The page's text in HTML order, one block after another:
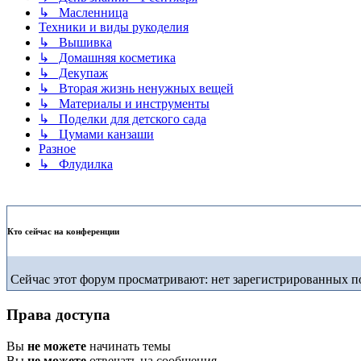
↳ Масленница
Техники и виды рукоделия
↳ Вышивка
↳ Домашняя косметика
↳ Декупаж
↳ Вторая жизнь ненужных вещей
↳ Материалы и инструменты
↳ Поделки для детского сада
↳ Цумами канзаши
Разное
↳ Флудилка
Кто сейчас на конференции
Сейчас этот форум просматривают: нет зарегистрированных
Права доступа
Вы не можете начинать темы